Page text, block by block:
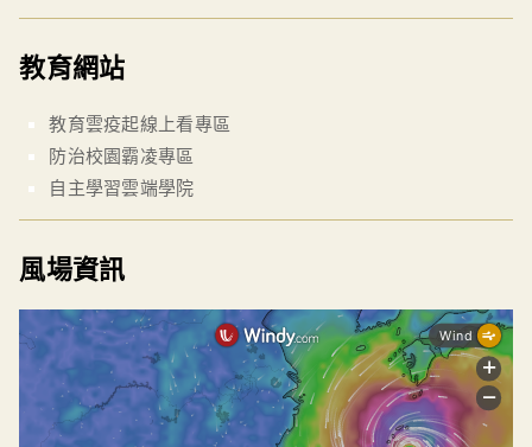
教育網站
教育雲疫起線上看專區
防治校園霸凌專區
自主學習雲端學院
風場資訊